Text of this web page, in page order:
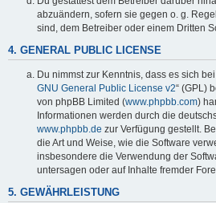
abzuändern, sofern sie gegen o. g.
sind, dem Betreiber oder einem Dritten
4. GENERAL PUBLIC LICENSE
Du nimmst zur Kenntnis, dass es sich
GNU General Public License v2“ (GPL)
von phpBB Limited (www.phpbb.com)
Informationen werden durch die
www.phpbb.de zur Verfügung gestellt.
die Art und Weise, wie die Software
insbesondere die Verwendung der
untersagen oder auf Inhalte fremder
5. GEWÄHRLEISTUNG